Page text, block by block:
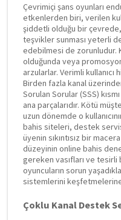
Çevrimiçi şans oyunları
etkenlerden biri, verilen
şiddetli olduğu bir
teşvikler sunması yeterli
edebilmesi de zorunludur.
olduğunda veya promosyon
arzularlar. Verimli
Birden fazla kanal
Sorulan Sorular (SSS)
ana parçalarıdır. Kötü
uzun dönemde o
bahis siteleri, destek
üyenin sıkıntısız bir
düzeyinin online bahis
gereken vasıfları ve tesirli
oyuncuların sorun
sistemlerini
Çoklu Kanal Destek